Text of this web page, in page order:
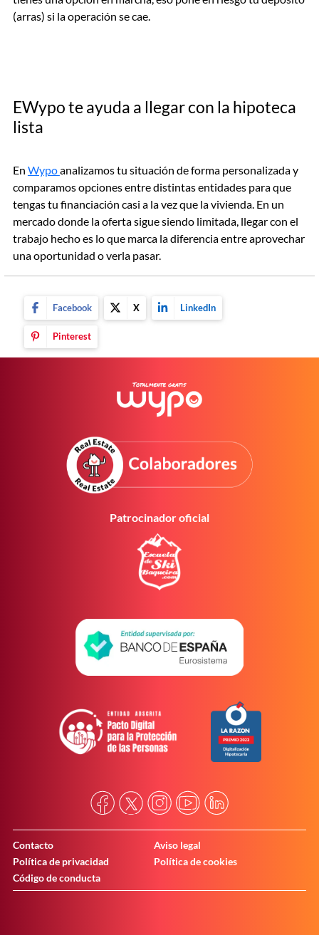
(arras) si la operación se cae.
EWypo te ayuda a llegar con la hipoteca
lista
En Wypoanalizamos tu situación de forma personalizada y
comparamos opciones entre distintas entidades para que
tengas tu financiación casi a la vez que la vivienda. En un
mercado donde la oferta sigue siendo limitada, llegar con el
trabajo hecho es lo que marca la diferencia entre aprovechar
una oportunidad o verla pasar.
Facebook X LinkedIn
Pinterest
Patrocinador oficial
Contacto
Aviso legal
Política de privacidad
Política de cookies
Código de conducta